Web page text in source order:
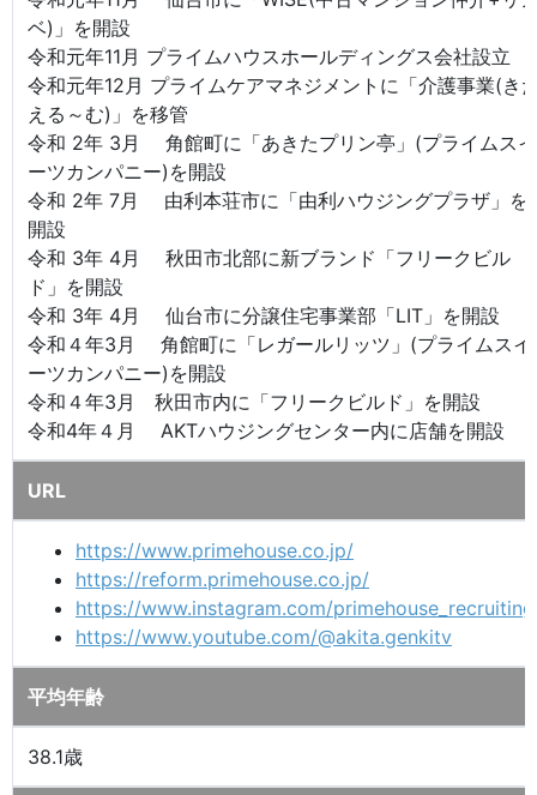
ベ)」を開設
令和元年11月 プライムハウスホールディングス会社設立
令和元年12月 プライムケアマネジメントに「介護事業(き
える～む)」を移管
令和 2年 3月 角館町に「あきたプリン亭」(プライムスイ
ーツカンパニー)を開設
令和 2年 7月 由利本荘市に「由利ハウジングプラザ」を
開設
令和 3年 4月 秋田市北部に新ブランド「フリークビル
ド」を開設
令和 3年 4月 仙台市に分譲住宅事業部「LIT」を開設
令和４年3月 角館町に「レガールリッツ」(プライムスイ
ーツカンパニー)を開設
令和４年3月 秋田市内に「フリークビルド」を開設
令和4年４月 AKTハウジングセンター内に店舗を開設
URL
https://www.primehouse.co.jp/
https://reform.primehouse.co.jp/
https://www.instagram.com/
https://www.youtube.com/@akita.genkitv
平均年齢
38.1歳